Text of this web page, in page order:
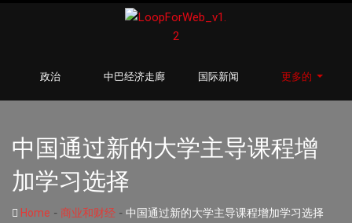
政治 中巴经济走廊 国际新闻 更多的
中国通过新的大学主导课程增
加学习选择
Home - 商业和财经 - 中国通过新的大学主导课程增加学习选择